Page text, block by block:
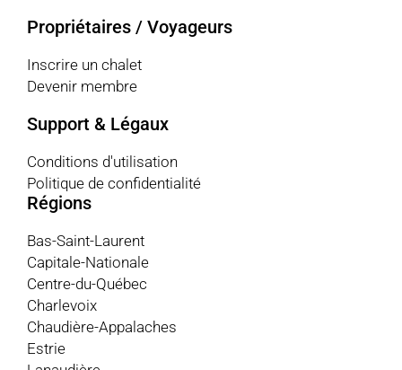
Propriétaires / Voyageurs
Inscrire un chalet
Devenir membre
Support & Légaux
Conditions d'utilisation
Politique de confidentialité
Régions
Bas-Saint-Laurent
Capitale-Nationale
Centre-du-Québec
Charlevoix
Chaudière-Appalaches
Estrie